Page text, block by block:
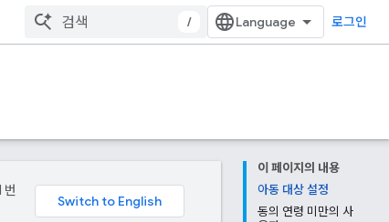
/ 로그인
이 페이지의 내용
아동 대상 설정
동의 연령 미만의 사
번